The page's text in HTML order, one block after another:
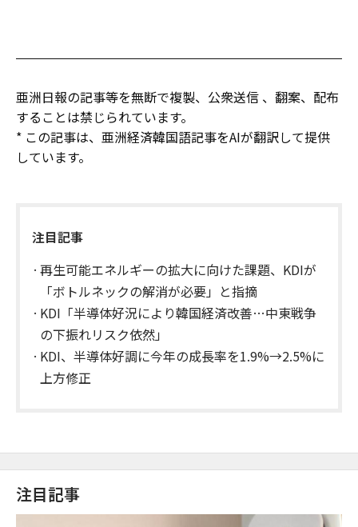
亜洲日報の記事等を無断で複製、公衆送信 、翻案、配布
することは禁じられています。
* この記事は、亜洲経済韓国語記事をAIが翻訳して提供
しています。
注目記事
再生可能エネルギーの拡大に向けた課題、KDIが
「ボトルネックの解消が必要」と指摘
KDI「半導体好況により韓国経済改善…中東戦争
の下振れリスク依然」
KDI、半導体好調に今年の成長率を1.9%→2.5%に
上方修正
注目記事